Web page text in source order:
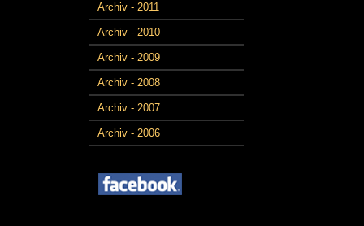
Archiv - 2011
Archiv - 2010
Archiv - 2009
Archiv - 2008
Archiv - 2007
Archiv - 2006